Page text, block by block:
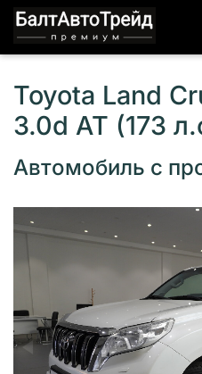
Toyota Land
3.0d AT (173
Автомобиль с